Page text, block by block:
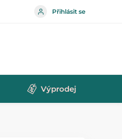
Přihlásit se
Výprodej